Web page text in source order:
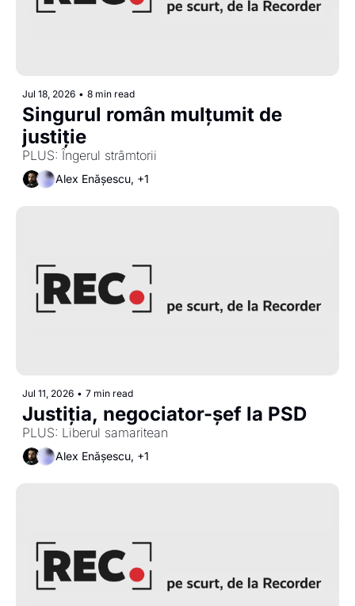
Jul 18, 2026 • 8 min read
Singurul român mulțumit de
justiție
Alex Enășescu, +1
Jul 11, 2026 • 7 min read
Justiția, negociator-șef la PSD
PLUS: Liberul samaritean
Alex Enășescu, +1